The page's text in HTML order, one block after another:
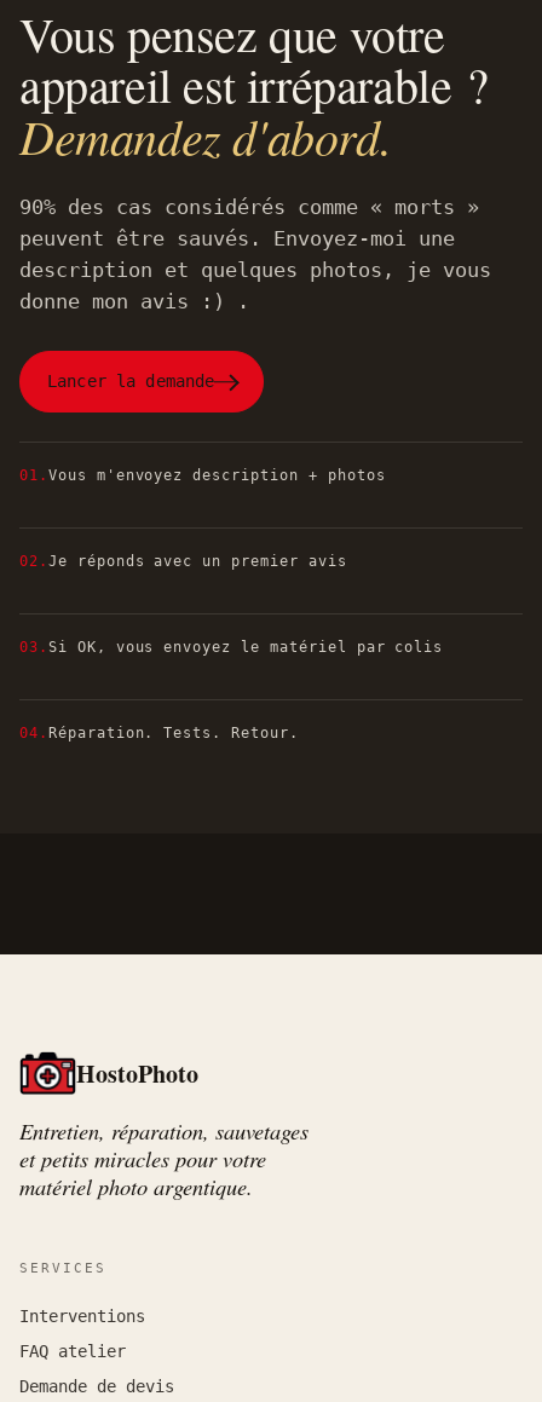
Vous pensez que votre
appareil est irréparable ?
Demandez d'abord.
90% des cas considérés comme « morts »
peuvent être sauvés. Envoyez-moi une
description et quelques photos, je vous
donne mon avis :) .
Lancer la demande
01. Vous m'envoyez description + photos
02. Je réponds avec un premier avis
03. Si OK, vous envoyez le matériel par colis
04. Réparation. Tests. Retour.
HostoPhoto
Entretien, réparation, sauvetages
et petits miracles pour votre
matériel photo argentique.
SERVICES
Interventions
FAQ atelier
Demande de devis